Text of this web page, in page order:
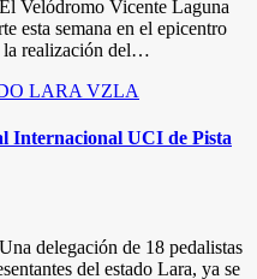
Velódromo Vicente Laguna
esta semana en el epicentro
la realización del…
LARA VZLA
Internacional UCI de Pista
delegación de 18 pedalistas
del estado Lara, ya se